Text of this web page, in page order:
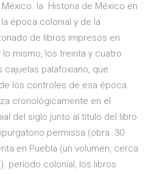
la Historia de México en
época colonial y de la
de libros impresos en
lo mismo, los treinta y cuatro
palafoxiano, que
los controles de esa época.
cronológicamente en el
del siglo junto al título del libro
permissa (obra 30
en Puebla (un volumen, cerca
periodo colonial, los libros